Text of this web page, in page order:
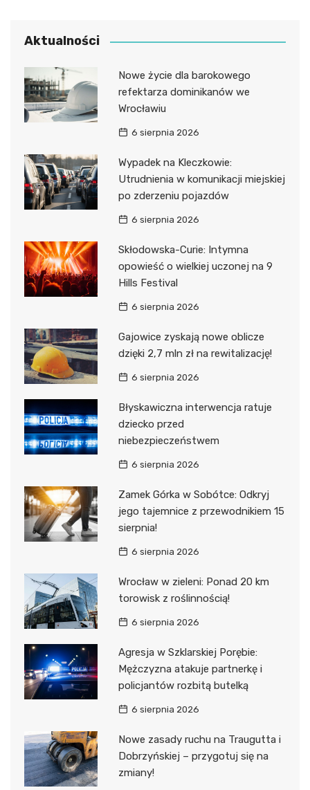
Aktualności
Nowe życie dla barokowego
refektarza dominikanów we
Wrocławiu
6 sierpnia 2026
Wypadek na Kleczkowie:
Utrudnienia w komunikacji miejskiej
po zderzeniu pojazdów
6 sierpnia 2026
Skłodowska-Curie: Intymna
opowieść o wielkiej uczonej na 9
Hills Festival
6 sierpnia 2026
Gajowice zyskają nowe oblicze
dzięki 2,7 mln zł na rewitalizację!
6 sierpnia 2026
Błyskawiczna interwencja ratuje
dziecko przed
niebezpieczeństwem
6 sierpnia 2026
Zamek Górka w Sobótce: Odkryj
jego tajemnice z przewodnikiem 15
sierpnia!
6 sierpnia 2026
Wrocław w zieleni: Ponad 20 km
torowisk z roślinnością!
6 sierpnia 2026
Agresja w Szklarskiej Porębie:
Mężczyzna atakuje partnerkę i
policjantów rozbitą butelką
6 sierpnia 2026
Nowe zasady ruchu na Traugutta i
Dobrzyńskiej – przygotuj się na
zmiany!